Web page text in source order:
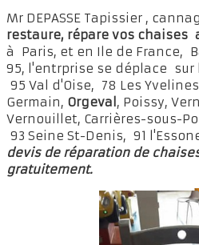
Mr DEPASSE Tapissier ,
restaure, répare vos chaises
à Paris, et en Ile de France,
95, l'entrprise se déplace sur
95 Val d'Oise, 78 Les
Germain, Orgeval , Poissy,
Vernouillet, Carrières-sous-
93 Seine St-Denis, 91
devis de réparation de
gratuitement.